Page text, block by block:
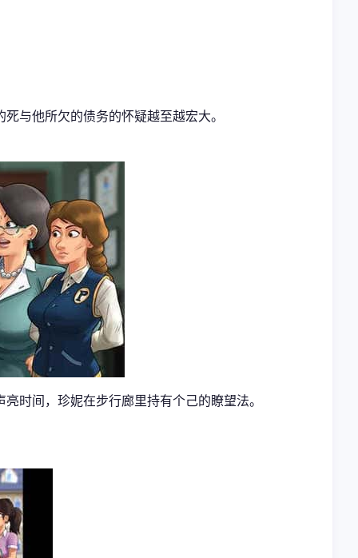
与他所欠的债务的怀疑越至越宏大。
时间，珍妮在步行廊里持有个己的瞭望法。